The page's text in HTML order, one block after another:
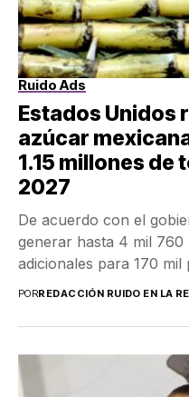
Ruido Ads
Estados Unidos
azúcar
1.15 millones de
2027
De acuerdo con el
generar hasta 4 mil 760
adicionales para 170 mil
PORREDACCIÓN RUIDO EN LA